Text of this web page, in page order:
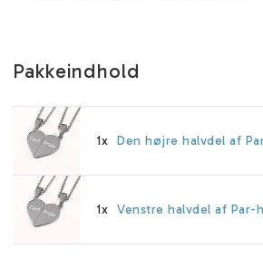
Pakkeindhold
1x Den højre halvdel af
1x Venstre halvdel af Par-